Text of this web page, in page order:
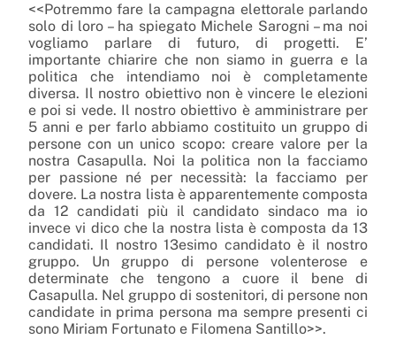
<<Potremmo fare la campagna elettorale parlando
solo di loro – ha spiegato Michele Sarogni – ma noi
vogliamo parlare di futuro, di progetti. E’
importante chiarire che non siamo in guerra e la
politica che intendiamo noi è completamente
diversa. Il nostro obiettivo non è vincere le elezioni
e poi si vede. Il nostro obiettivo è amministrare per
5 anni e per farlo abbiamo costituito un gruppo di
persone con un unico scopo: creare valore per la
nostra Casapulla. Noi la politica non la facciamo
per passione né per necessità: la facciamo per
dovere. La nostra lista è apparentemente composta
da 12 candidati più il candidato sindaco ma io
invece vi dico che la nostra lista è composta da 13
candidati. Il nostro 13esimo candidato è il nostro
gruppo. Un gruppo di persone volenterose e
determinate che tengono a cuore il bene di
Casapulla. Nel gruppo di sostenitori, di persone non
candidate in prima persona ma sempre presenti ci
sono Miriam Fortunato e Filomena Santillo>>.